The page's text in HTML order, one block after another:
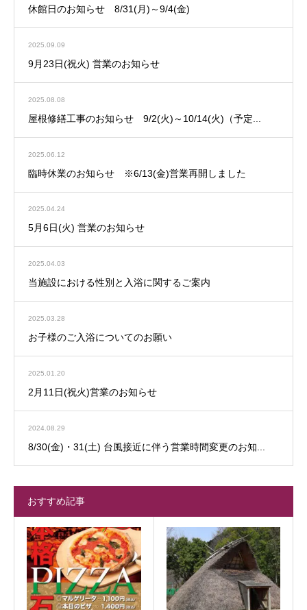
休館日のお知らせ 8/31(月)～9/4(金)
2025.09.09
9月23日(祝火) 営業のお知らせ
2025.08.08
屋根修繕工事のお知らせ 9/2(火)～10/14(火)（予定...
2025.06.12
臨時休業のお知らせ ※6/13(金)営業再開しました
2025.04.24
5月6日(火) 営業のお知らせ
2025.04.03
当施設における性別と入浴に関するご案内
2025.03.28
お子様のご入浴についてのお願い
2025.01.20
2月11日(祝火)営業のお知らせ
2024.08.29
8/30(金)・31(土) 台風接近に伴う営業時間変更のお知...
おすすめ記事